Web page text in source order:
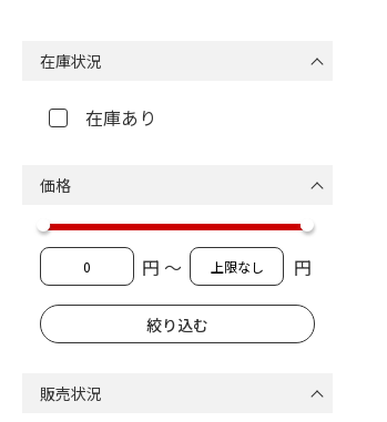
在庫状況
在庫あり
価格
円 ～ 円
販売状況